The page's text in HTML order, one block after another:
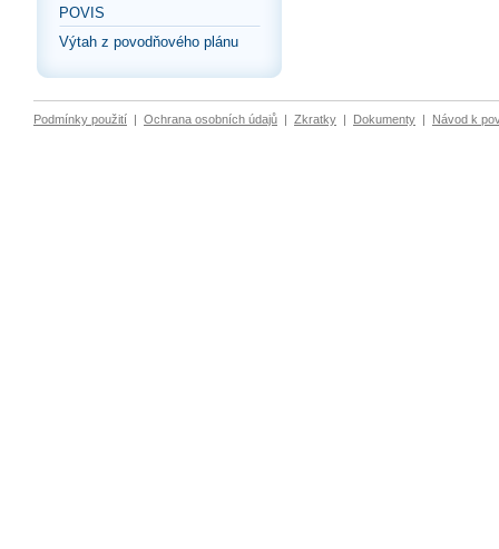
POVIS
Výtah z povodňového plánu
Podmínky použití | Ochrana osobních údajů | Zkratky | Dokumenty | Návod k